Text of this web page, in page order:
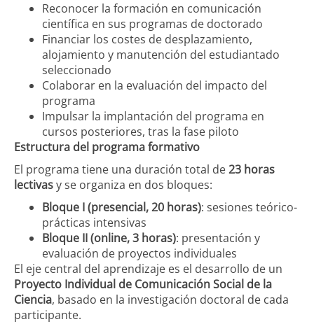
Reconocer la formación en comunicación
científica en sus programas de doctorado
Financiar los costes de desplazamiento,
alojamiento y manutención del estudiantado
seleccionado
Colaborar en la evaluación del impacto del
programa
Impulsar la implantación del programa en
cursos posteriores, tras la fase piloto
Estructura del programa formativo
El programa tiene una duración total de23 horas
lectivasy se organiza en dos bloques:
Bloque I (presencial, 20 horas): sesiones teórico-
prácticas intensivas
Bloque II (online, 3 horas): presentación y
evaluación de proyectos individuales
El eje central del aprendizaje es el desarrollo de un
Proyecto Individual de Comunicación Social de la
Ciencia, basado en la investigación doctoral de cada
participante.